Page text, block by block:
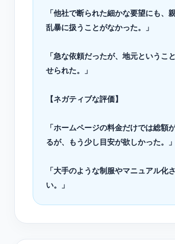
「他社で断られた細かな要望にも
乱暴に扱うことがなかった。」
「急な依頼だったが、地元という
せられた。」
【ネガティブな評価】
「ホームページの料金だけでは総
るが、もう少し目安が欲しかった。」
「大手のような制服やマニュアル
い。」